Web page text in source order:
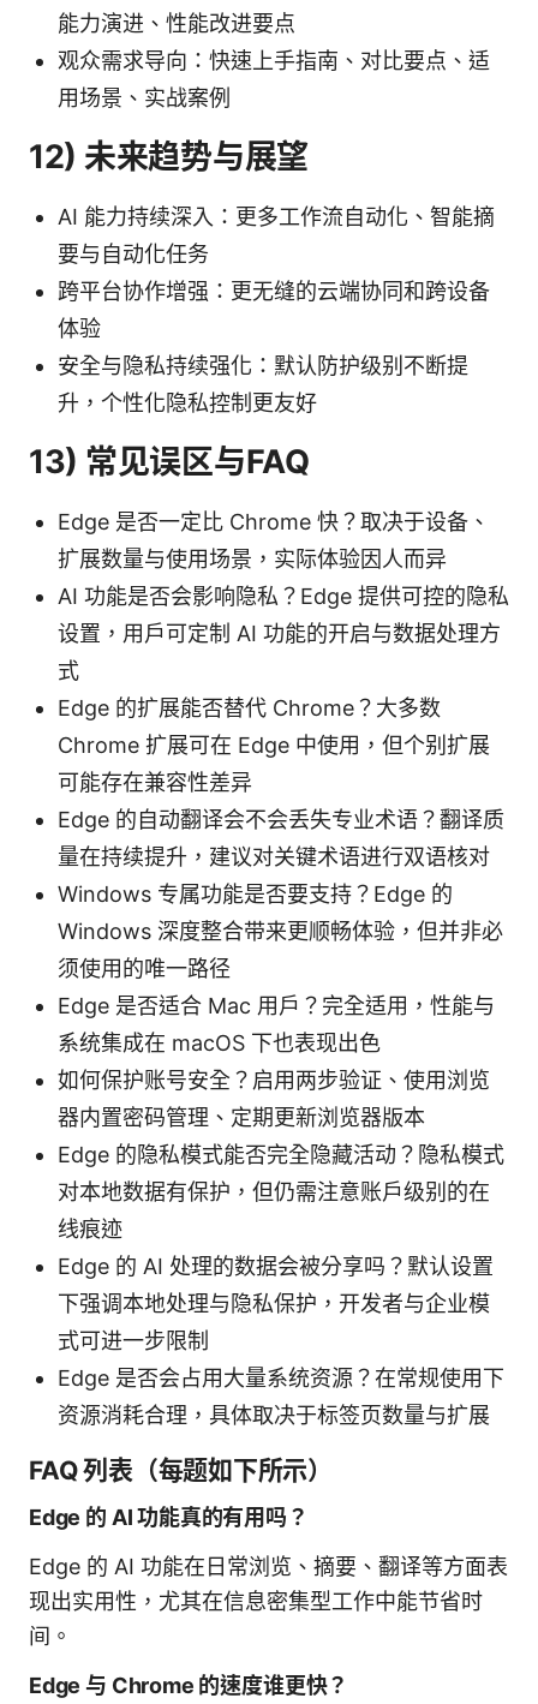
能力演进、性能改进要点
观众需求导向：快速上手指南、对比要点、适
用场景、实战案例
12) 未来趋势与展望
AI 能力持续深入：更多工作流自动化、智能摘
要与自动化任务
跨平台协作增强：更无缝的云端协同和跨设备
体验
安全与隐私持续强化：默认防护级别不断提
升，个性化隐私控制更友好
13) 常见误区与FAQ
Edge 是否一定比 Chrome 快？取决于设备、
扩展数量与使用场景，实际体验因人而异
AI 功能是否会影响隐私？Edge 提供可控的隐私
设置，用户可定制 AI 功能的开启与数据处理方
式
Edge 的扩展能否替代 Chrome？大多数
Chrome 扩展可在 Edge 中使用，但个别扩展
可能存在兼容性差异
Edge 的自动翻译会不会丢失专业术语？翻译质
量在持续提升，建议对关键术语进行双语核对
Windows 专属功能是否要支持？Edge 的
Windows 深度整合带来更顺畅体验，但并非必
须使用的唯一路径
Edge 是否适合 Mac 用户？完全适用，性能与
系统集成在 macOS 下也表现出色
如何保护账号安全？启用两步验证、使用浏览
器内置密码管理、定期更新浏览器版本
Edge 的隐私模式能否完全隐藏活动？隐私模式
对本地数据有保护，但仍需注意账户级别的在
线痕迹
Edge 的 AI 处理的数据会被分享吗？默认设置
下强调本地处理与隐私保护，开发者与企业模
式可进一步限制
Edge 是否会占用大量系统资源？在常规使用下
资源消耗合理，具体取决于标签页数量与扩展
FAQ 列表（每题如下所示）
Edge 的 AI 功能真的有用吗？
Edge 的 AI 功能在日常浏览、摘要、翻译等方面表
现出实用性，尤其在信息密集型工作中能节省时
间。
Edge 与 Chrome 的速度谁更快？